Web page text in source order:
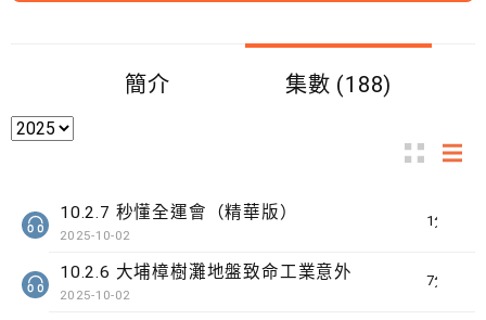
簡介 集數 (188)
1分鐘
10.2.7 秒懂全運會（精華版）
2025-10-02
7分鐘
10.2.6 大埔樟樹灘地盤致命工業意外
2025-10-02